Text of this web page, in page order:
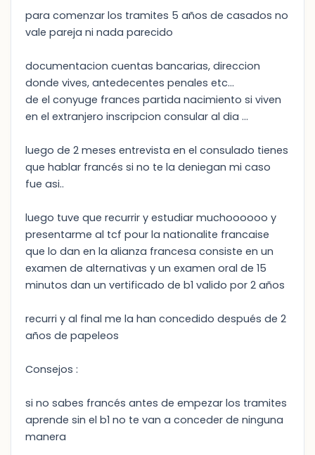
para comenzar los tramites 5 años de casados no
vale pareja ni nada parecido
documentacion cuentas bancarias, direccion
donde vives, antedecentes penales etc...
de el conyuge frances partida nacimiento si viven
en el extranjero inscripcion consular al dia ...
luego de 2 meses entrevista en el consulado tienes
que hablar francés si no te la deniegan mi caso
fue asi..
luego tuve que recurrir y estudiar muchoooooo y
presentarme al tcf pour la nationalite francaise
que lo dan en la alianza francesa consiste en un
examen de alternativas y un examen oral de 15
minutos dan un vertificado de b1 valido por 2 años
recurri y al final me la han concedido después de 2
años de papeleos
Consejos :
si no sabes francés antes de empezar los tramites
aprende sin el b1 no te van a conceder de ninguna
manera